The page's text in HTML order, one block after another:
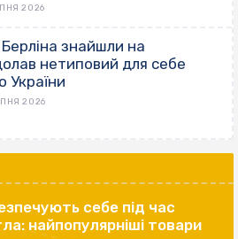
2026
знайшли на
нетиповий для себе
України
2026
себе під час
найпопулярніші товари